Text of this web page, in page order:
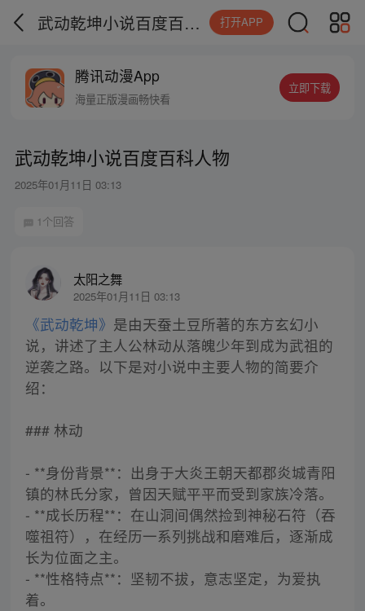
武动乾坤小说百度百科人物 打开APP
腾讯动漫App
海量正版漫画畅快看
立即下载
武动乾坤小说百度百科人物
2025年01月11日 03:13
1个回答
太阳之舞
2025年01月11日 03:13
《武动乾坤》 是由天蚕土豆所著的东方玄幻小
说，讲述了主人公林动从落魄少年到成为武祖的
逆袭之路。以下是对小说中主要人物的简要介
绍：
### 林动
- **身份背景**：出身于大炎王朝天都郡炎城青阳
镇的林氏分家，曾因天赋平平而受到家族冷落。
- **成长历程**：在山洞间偶然捡到神秘石符（吞
噬祖符），在经历一系列挑战和磨难后，逐渐成
长为位面之主。
- **性格特点**：坚韧不拔，意志坚定，为爱执
着。